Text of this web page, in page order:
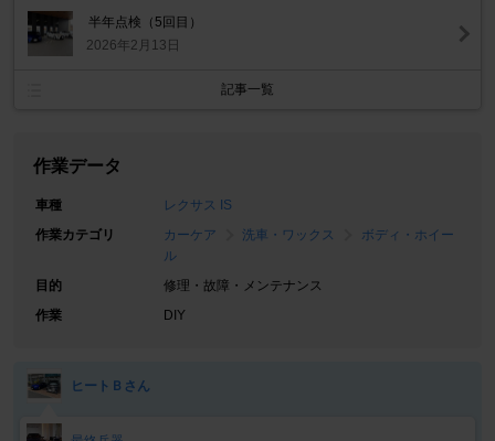
半年点検（5回目）
2026年2月13日
記事一覧
作業データ
車種
レクサス IS
作業カテゴリ
カーケア 洗車・ワックス
ボディ・ホイー
ル
目的
修理・故障・メンテナンス
作業
DIY
ヒートＢさん